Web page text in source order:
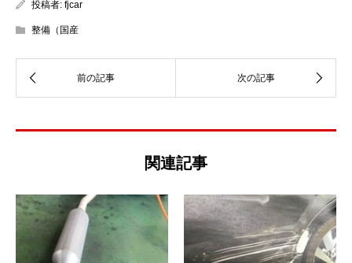
投稿者: fjcar
整備（国産
関連記事